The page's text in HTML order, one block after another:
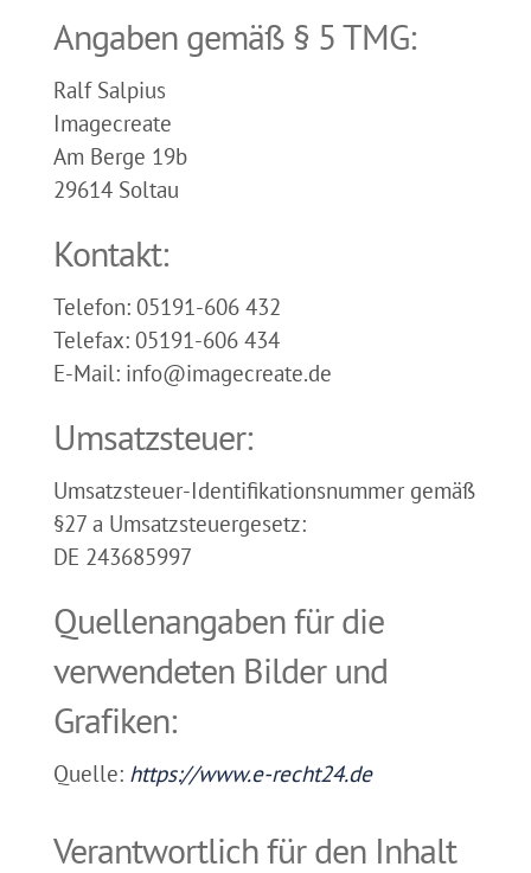
Angaben gemäß § 5 TMG:
Ralf Salpius
Imagecreate
Am Berge 19b
29614 Soltau
Kontakt:
Telefon: 05191-606 432
Telefax: 05191-606 434
E-Mail: info@imagecreate.de
Umsatzsteuer:
Umsatzsteuer-Identifikationsnummer gemäß
§27 a Umsatzsteuergesetz:
DE 243685997
Quellenangaben für die
verwendeten Bilder und
Grafiken:
Quelle: https://www.e-recht24.de
Verantwortlich für den Inhalt